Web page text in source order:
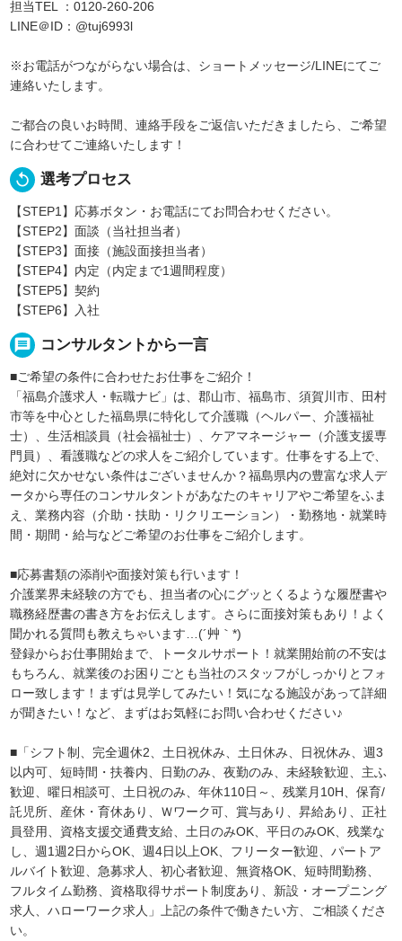
担当TEL ：0120-260-206
LINE＠ID：@tuj6993l
※お電話がつながらない場合は、ショートメッセージ/LINEにてご
連絡いたします。
ご都合の良いお時間、連絡手段をご返信いただきましたら、ご希望
に合わせてご連絡いたします！
replay 選考プロセス
【STEP1】応募ボタン・お電話にてお問合わせください。
【STEP2】面談（当社担当者）
【STEP3】面接（施設面接担当者）
【STEP4】内定（内定まで1週間程度）
【STEP5】契約
【STEP6】入社
message コンサルタントから一言
■ご希望の条件に合わせたお仕事をご紹介！
「福島介護求人・転職ナビ」は、郡山市、福島市、須賀川市、田村
市等を中心とした福島県に特化して介護職（ヘルパー、介護福祉
士）、生活相談員（社会福祉士）、ケアマネージャー（介護支援専
門員）、看護職などの求人をご紹介しています。仕事をする上で、
絶対に欠かせない条件はございませんか？福島県内の豊富な求人デ
ータから専任のコンサルタントがあなたのキャリアやご希望をふま
え、業務内容（介助・扶助・リクリエーション）・勤務地・就業時
間・期間・給与などご希望のお仕事をご紹介します。
■応募書類の添削や面接対策も行います！
介護業界未経験の方でも、担当者の心にグッとくるような履歴書や
職務経歴書の書き方をお伝えします。さらに面接対策もあり！よく
聞かれる質問も教えちゃいます…(´艸｀*)
登録からお仕事開始まで、トータルサポート！就業開始前の不安は
もちろん、就業後のお困りごとも当社のスタッフがしっかりとフォ
ロー致します！まずは見学してみたい！気になる施設があって詳細
が聞きたい！など、まずはお気軽にお問い合わせください♪
■「シフト制、完全週休2、土日祝休み、土日休み、日祝休み、週3
以内可、短時間・扶養内、日勤のみ、夜勤のみ、未経験歓迎、主ふ
歓迎、曜日相談可、土日祝のみ、年休110日～、残業月10H、保育/
託児所、産休・育休あり、Ｗワーク可、賞与あり、昇給あり、正社
員登用、資格支援交通費支給、土日のみOK、平日のみOK、残業な
し、週1週2日からOK、週4日以上OK、フリーター歓迎、パートア
ルバイト歓迎、急募求人、初心者歓迎、無資格OK、短時間勤務、
フルタイム勤務、資格取得サポート制度あり、新設・オープニング
求人、ハローワーク求人」上記の条件で働きたい方、ご相談くださ
い。